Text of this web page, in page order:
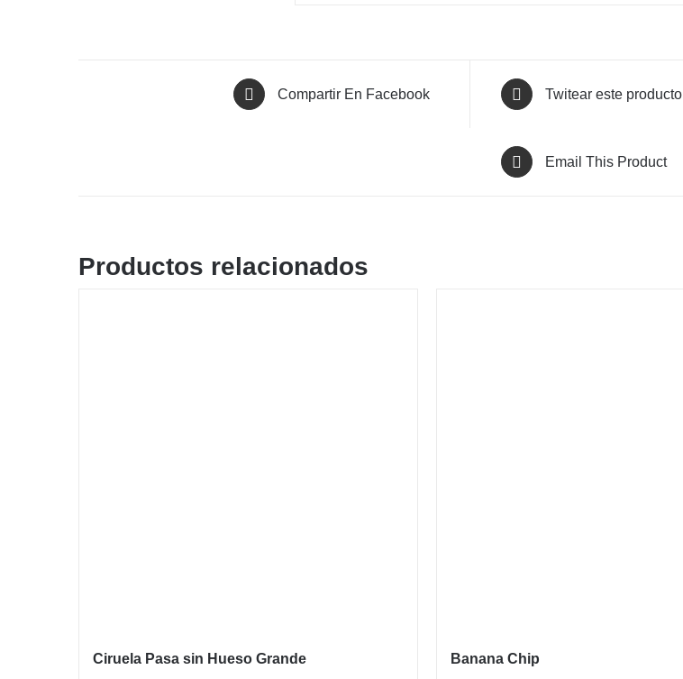
Compartir En Facebook Twitear este producto
Email This Product
Productos relacionados
Ciruela Pasa sin Hueso Grande Banana Chip